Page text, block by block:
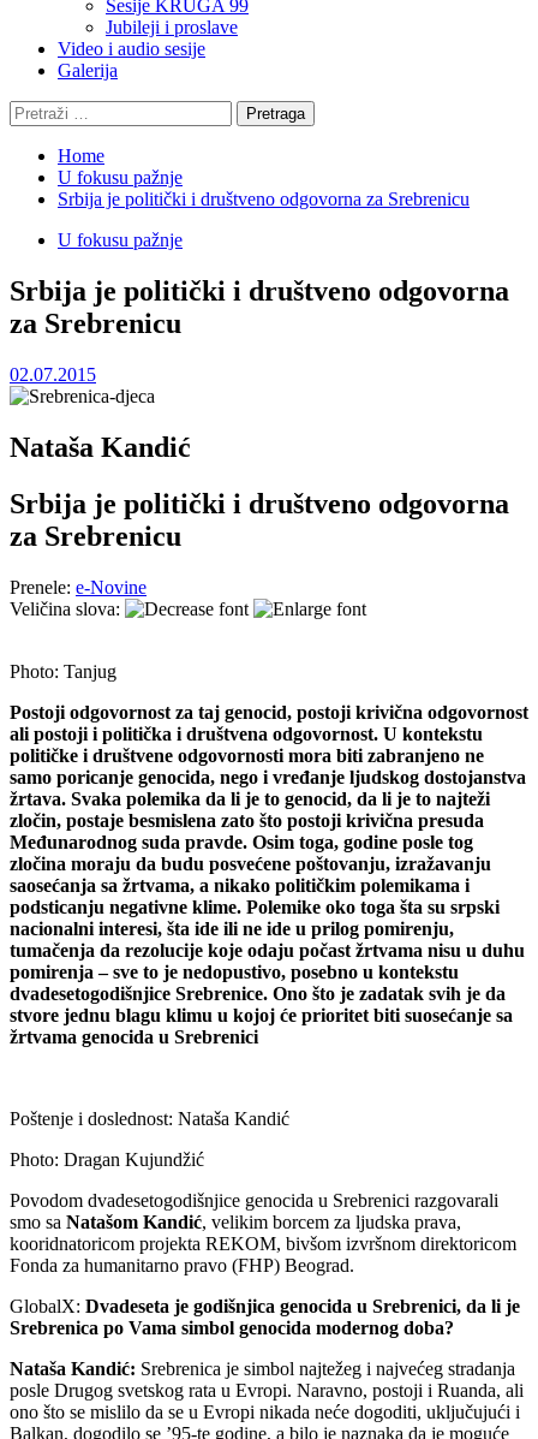
Sesije KRUGA 99
Jubileji i proslave
Video i audio sesije
Galerija
Pretraga:
Home
U fokusu pažnje
Srbija je politički i društveno odgovorna za Srebrenicu
U fokusu pažnje
Srbija je politički i društveno odgovorna
za Srebrenicu
02.07.2015
Nataša Kandić
Srbija je politički i društveno odgovorna
za Srebrenicu
Prenele: e-Novine
Veličina slova:
Photo: Tanjug
Postoji odgovornost za taj genocid, postoji krivična odgovornost
ali postoji i politička i društvena odgovornost. U kontekstu
političke i društvene odgovornosti mora biti zabranjeno ne
samo poricanje genocida, nego i vređanje ljudskog dostojanstva
žrtava. Svaka polemika da li je to genocid, da li je to najteži
zločin, postaje besmislena zato što postoji krivična presuda
Međunarodnog suda pravde. Osim toga, godine posle tog
zločina moraju da budu posvećene poštovanju, izražavanju
saosećanja sa žrtvama, a nikako političkim polemikama i
podsticanju negativne klime. Polemike oko toga šta su srpski
nacionalni interesi, šta ide ili ne ide u prilog pomirenju,
tumačenja da rezolucije koje odaju počast žrtvama nisu u duhu
pomirenja – sve to je nedopustivo, posebno u kontekstu
dvadesetogodišnjice Srebrenice. Ono što je zadatak svih je da
stvore jednu blagu klimu u kojoj će prioritet biti suosećanje sa
žrtvama genocida u Srebrenici
Poštenje i doslednost: Nataša Kandić
Photo: Dragan Kujundžić
Povodom dvadesetogodišnjice genocida u Srebrenici razgovarali
smo sa Natašom Kandić, velikim borcem za ljudska prava,
kooridnatoricom projekta REKOM, bivšom izvršnom direktoricom
Fonda za humanitarno pravo (FHP) Beograd.
GlobalX: Dvadeseta je godišnjica genocida u Srebrenici, da li je
Srebrenica po Vama simbol genocida modernog doba?
Nataša Kandić: Srebrenica je simbol najtežeg i najvećeg stradanja
posle Drugog svetskog rata u Evropi. Naravno, postoji i Ruanda, ali
ono što se mislilo da se u Evropi nikada neće dogoditi, uključujući i
Balkan, dogodilo se ’95-te godine, a bilo je naznaka da je moguće